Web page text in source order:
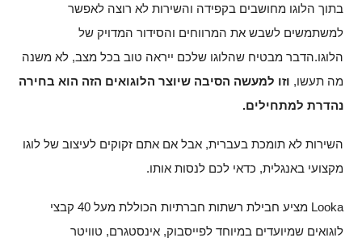
בתוך הלוגו מחושבים בקפידה והשירות לא רוצה לאפשר
למשתמשים לשבש את המרווחים והסידור המדויק של
הלוגו.הדבר מבטיח שהלוגו שלכם ייראה טוב בכל מצב, לא משנה
מה תעשו, וזו למעשה הסיבה שיוצר הלוגואים הזה הוא בחירה
נהדרת למתחילים.
השירות לא תומכת בעברית, אבל אם אתם זקוקים לעיצוב של לוגו
מקצועי באנגלית, כדאי לכם לנסות אותו.
Looka מציע חבילת רשתות חברתיות הכוללת מעל 40 קבצי
לוגואים שמיועדים במיוחד לפייסבוק, אינסטגרם, טוויטר